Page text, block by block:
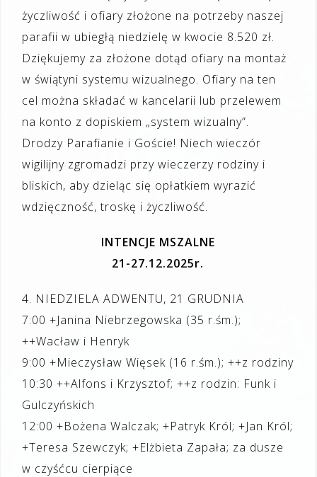
życzliwość i ofiary złożone na potrzeby naszej
parafii w ubiegłą niedzielę w kwocie 8.520 zł.
Dziękujemy za złożone dotąd ofiary na montaż
w świątyni systemu wizualnego. Ofiary na ten
cel można składać w kancelarii lub przelewem
na konto z dopiskiem „system wizualny”.
Drodzy Parafianie i Goście! Niech wieczór
wigilijny zgromadzi przy wieczerzy rodziny i
bliskich, aby dzieląc się opłatkiem wyrazić
wdzięczność, troskę i życzliwość.
INTENCJE MSZALNE
21-27.12.2025r.
4. NIEDZIELA ADWENTU, 21 GRUDNIA
7:00 +Janina Niebrzegowska (35 r.śm.);
++Wacław i Henryk
9:00 +Mieczysław Więsek (16 r.śm.); ++z rodziny
10:30 ++Alfons i Krzysztof; ++z rodzin: Funk i
Gulczyńskich
12:00 +Bożena Walczak; +Patryk Król; +Jan Król;
+Teresa Szewczyk; +Elżbieta Zapała; za dusze
w czyśćcu cierpiące